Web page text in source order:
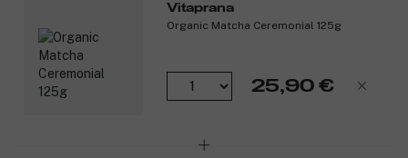
Vitaprana
Organic Matcha Ceremonial 125g
25,90 €